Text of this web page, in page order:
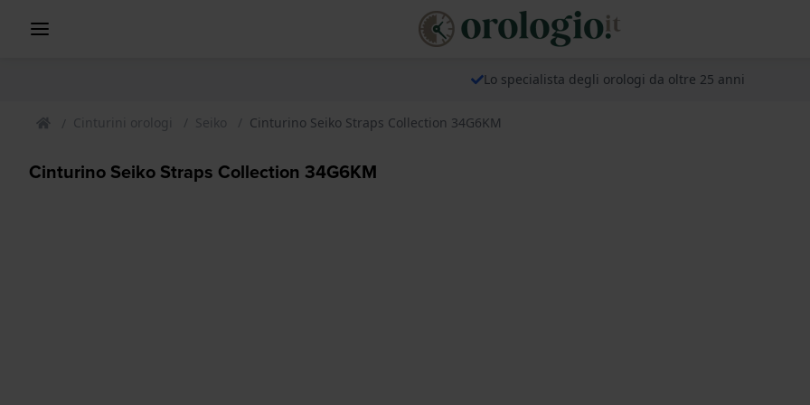
Lo specialista degli orologi da oltre 25 anni
Cinturini orologi Seiko Cinturino Seiko Straps Collection 34G6KM
Cinturino Seiko Straps Collection 34G6KM